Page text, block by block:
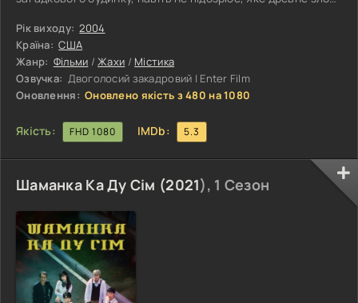
дому повен таємниць і загадок, а розгадати їх
виявляється набагато небезпечніше, ніж будь-який
архітектурний проект. Будинок зберігає в собі стародавню
легенду, а його стіни пам’ятають серію моторошних і
жорстоких вбивств, що відбулися
Рік виходу: 2004
Країна: США
Жанр: Фільми /Жахи / Містика
Озвучка: Двоголосий закадровий | Enter Film
Оновлення: Оновлено якість з 480 на 1080
Якість: FHD 1080 IMDb: 5.3
Шаманка Ка Ду Сім (2021), 1 Сезон